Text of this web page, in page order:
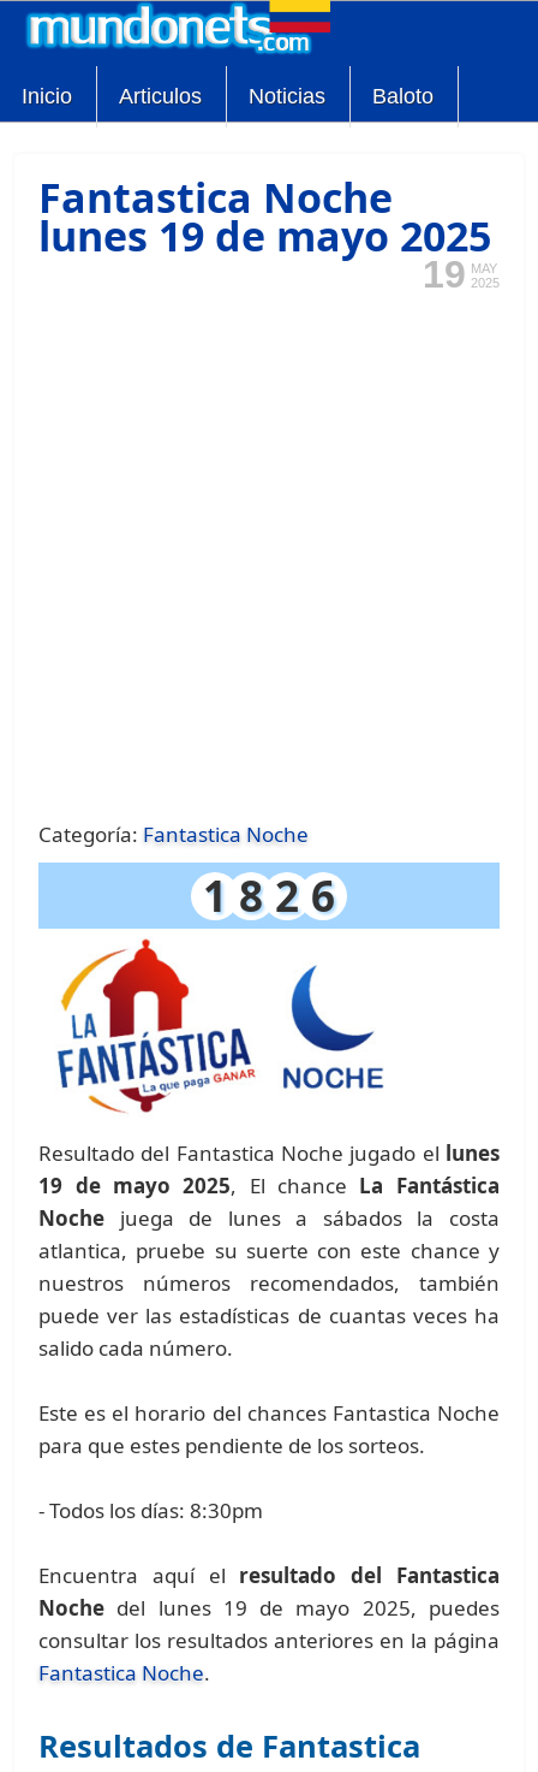
Inicio Articulos Noticias Baloto
Fantastica Noche
lunes 19 de mayo 2025
19 MAY
2025
Categoría: Fantastica Noche
1 8 2 6
Resultado del Fantastica Noche jugado el lunes
19 de mayo 2025, El chance La Fantástica
Noche juega de lunes a sábados la costa
atlantica, pruebe su suerte con este chance y
nuestros números recomendados, también
puede ver las estadísticas de cuantas veces ha
salido cada número.
Este es el horario del chances Fantastica Noche
para que estes pendiente de los sorteos.
- Todos los días: 8:30pm
Encuentra aquí el resultado del Fantastica
Noche del lunes 19 de mayo 2025, puedes
consultar los resultados anteriores en la página
Fantastica Noche.
Resultados de Fantastica